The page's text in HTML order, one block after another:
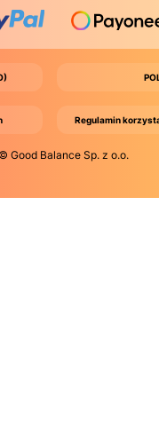
Regulamin
Good Balance Sp. z o.o.